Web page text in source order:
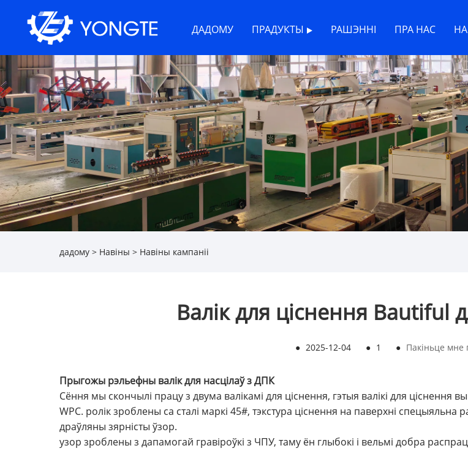
ДАДОМУ ПРАДУКТЫ РАШЭННІ ПРА НАС
дадому > Навіны > Навіны кампаніі
Валік для ціснення Bautiful
● 2025-12-04 ● 1 ● Пакіньце мне
Прыгожы рэльефны валік для насцілаў з ДПК
Сёння мы скончылі працу з двума валікамі для ціснення, гэтыя валікі для ціснення
WPC. ролік зроблены са сталі маркі 45#, тэкстура ціснення на паверхні
драўляны зярністы ўзор.
узор зроблены з дапамогай гравіроўкі з ЧПУ, таму ён глыбокі і вельмі добра